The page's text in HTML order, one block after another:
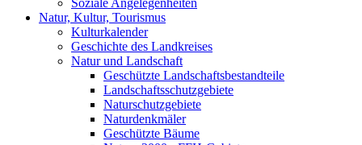
Soziale Angelegenheiten
Natur, Kultur, Tourismus
Kulturkalender
Geschichte des Landkreises
Natur und Landschaft
Geschützte Landschaftsbestandteile
Landschaftsschutzgebiete
Naturschutzgebiete
Naturdenkmäler
Geschützte Bäume